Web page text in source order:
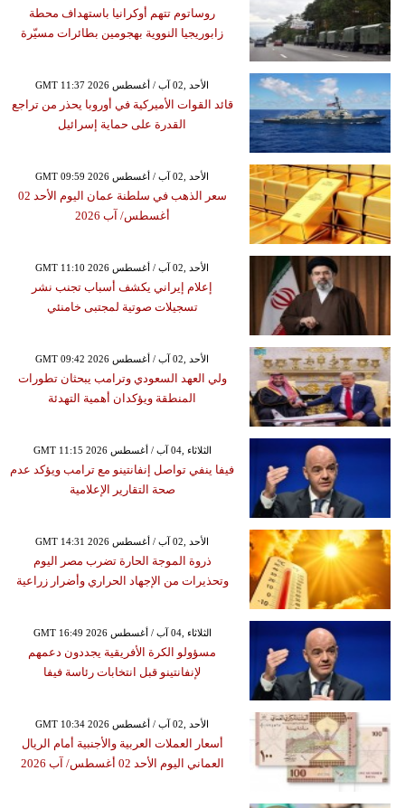
روساتوم تتهم أوكرانيا باستهداف محطة
زابوريجيا النووية بهجومين بطائرات مسيّرة
GMT 11:37 2026 الأحد ,02 آب / أغسطس
قائد القوات الأميركية في أوروبا يحذر من تراجع
القدرة على حماية إسرائيل
GMT 09:59 2026 الأحد ,02 آب / أغسطس
سعر الذهب في سلطنة عمان اليوم الأحد 02
أغسطس/ آب 2026
GMT 11:10 2026 الأحد ,02 آب / أغسطس
إعلام إيراني يكشف أسباب تجنب نشر
تسجيلات صوتية لمجتبى خامنئي
GMT 09:42 2026 الأحد ,02 آب / أغسطس
ولي العهد السعودي وترامب يبحثان تطورات
المنطقة ويؤكدان أهمية التهدئة
GMT 11:15 2026 الثلاثاء ,04 آب / أغسطس
فيفا ينفي تواصل إنفانتينو مع ترامب ويؤكد عدم
صحة التقارير الإعلامية
GMT 14:31 2026 الأحد ,02 آب / أغسطس
ذروة الموجة الحارة تضرب مصر اليوم
وتحذيرات من الإجهاد الحراري وأضرار زراعية
GMT 16:49 2026 الثلاثاء ,04 آب / أغسطس
مسؤولو الكرة الأفريقية يجددون دعمهم
لإنفانتينو قبل انتخابات رئاسة فيفا
GMT 10:34 2026 الأحد ,02 آب / أغسطس
أسعار العملات العربية والأجنبية أمام الريال
العماني اليوم الأحد 02 أغسطس/ آب 2026